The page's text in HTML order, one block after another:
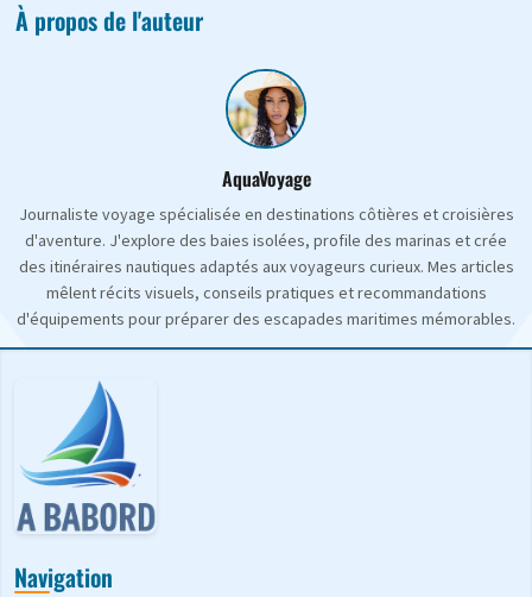
À propos de l'auteur
AquaVoyage
Journaliste voyage spécialisée en destinations côtières et croisières
d'aventure. J'explore des baies isolées, profile des marinas et crée
des itinéraires nautiques adaptés aux voyageurs curieux. Mes articles
mêlent récits visuels, conseils pratiques et recommandations
d'équipements pour préparer des escapades maritimes mémorables.
Navigation